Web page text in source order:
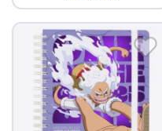
Gamer cuccok
Sportos cuccok
Zenés cuccok